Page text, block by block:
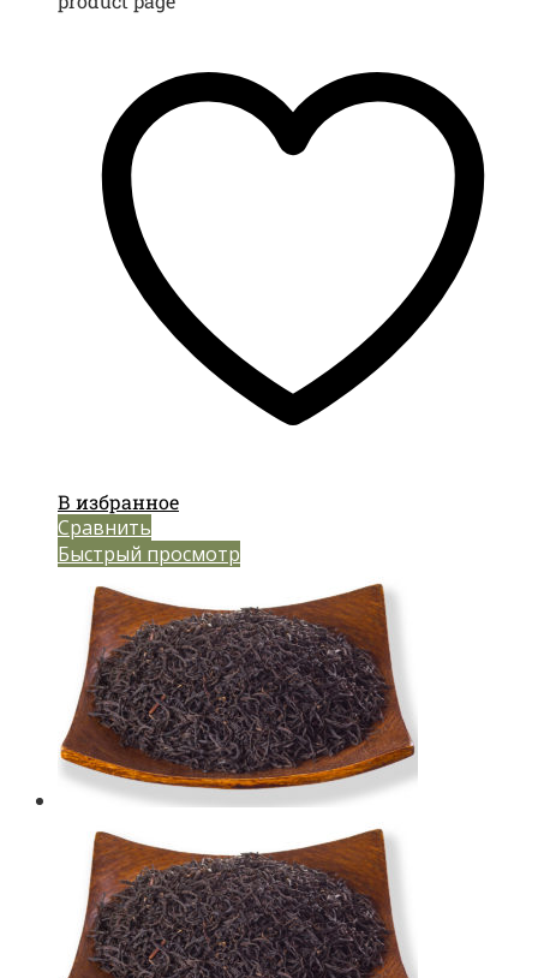
В избранное
Сравнить
Быстрый просмотр